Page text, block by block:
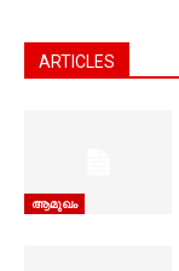
ARTICLES
ആമുഖം